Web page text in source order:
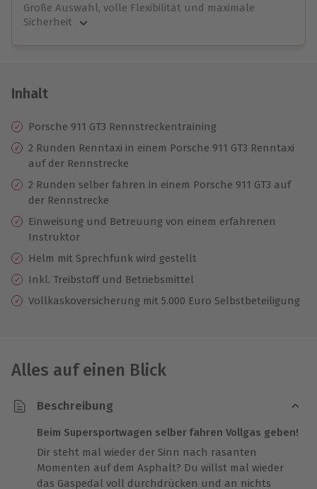
Große Auswahl, volle Flexibilität und maximale
Sicherheit
Jeder Gutschein für alle Erlebnisse einlösbar.
10 Jahre gültig & verlängerbar.
Inhalt
Porsche 911 GT3 Rennstreckentraining
2 Runden Renntaxi in einem Porsche 911 GT3 Renntaxi
auf der Rennstrecke
2 Runden selber fahren in einem Porsche 911 GT3 auf
der Rennstrecke
Einweisung und Betreuung von einem erfahrenen
Instruktor
Helm mit Sprechfunk wird gestellt
Inkl. Treibstoff und Betriebsmittel
Vollkaskoversicherung mit 5.000 Euro Selbstbeteiligung
Alles auf einen Blick
Beschreibung
Beim Supersportwagen selber fahren Vollgas geben!
Dir steht mal wieder der Sinn nach rasanten
Momenten auf dem Asphalt? Du willst mal wieder
das Gaspedal voll durchdrücken und an nichts